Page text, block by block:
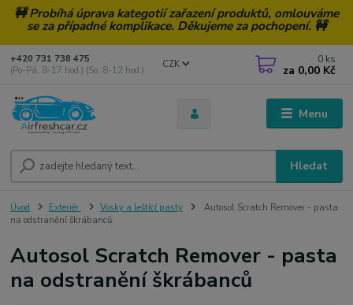
🚧 Probíhá úprava kategotií zařazení produktů, omlouváme
se za případné komplikace. Děkujeme za pochopení. 🚧
Menu
CZK
Hledat
+420 731 738 475
(Po-Pá, 8-17 hod.) (So, 8-12 hod.)
0 ks
za 0,00 Kč
Úvod Exteriér Vosky a leštící pasty
Autosol Scratch Remover - pasta
na odstranění škrábanců
Autosol Scratch Remover - pasta
na odstranění škrábanců